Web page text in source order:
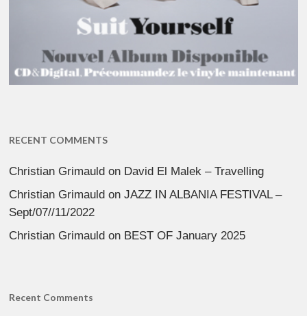
RECENT COMMENTS
Christian Grimauld on David El Malek – Travelling
Christian Grimauld onJAZZ IN ALBANIA FESTIVAL –
Sept/07//11/2022
Christian Grimauld on BEST OF January 2025
Recent Comments